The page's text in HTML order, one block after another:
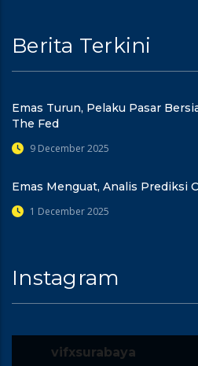
Berita Terkini
Emas Turun, Pelaku Pasar
The Fed
9 December 2025
Emas Menguat, Analis Prediksi
1 December 2025
Instagram
vifxsurabaya